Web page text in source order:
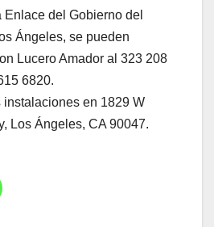
Enlace del Gobierno del
Ángeles, se pueden
Lucero Amador al 323 208
6820.
instalaciones en 1829 W
Los Ángeles, CA 90047.